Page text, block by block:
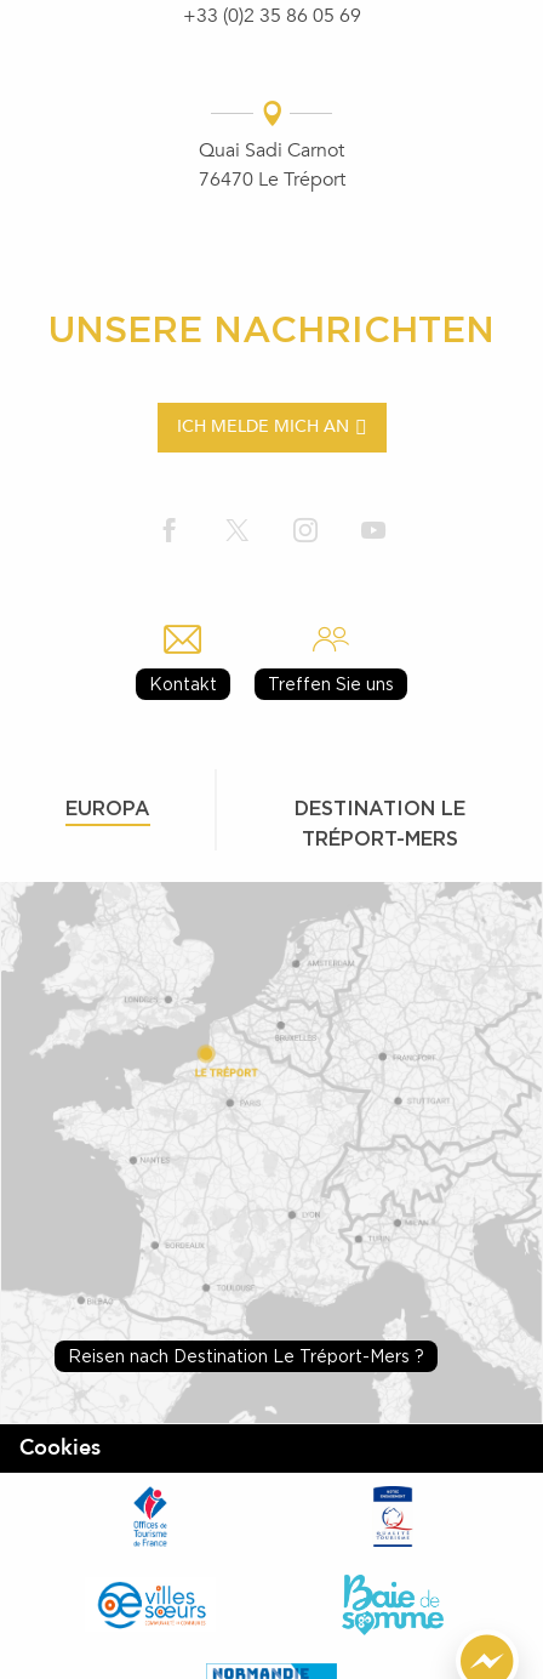
+33 (0)2 35 86 05 69
Quai Sadi Carnot
76470 Le Tréport
UNSERE NACHRICHTEN
ICH MELDE MICH AN
Kontakt Treffen Sie uns
EUROPA
DESTINATION LE
TRÉPORT-MERS
Reisen nach Destination Le Tréport-Mers ?
Cookies